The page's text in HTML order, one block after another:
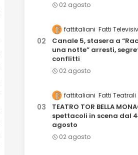
02 agosto
fattitaliani Fatti
Canale 5, stasera a
una notte” arresti,
conflitti
02 agosto
fattitaliani Fatti Teatrali
TEATRO TOR BELLA
spettacoli in scena dal
agosto
02 agosto